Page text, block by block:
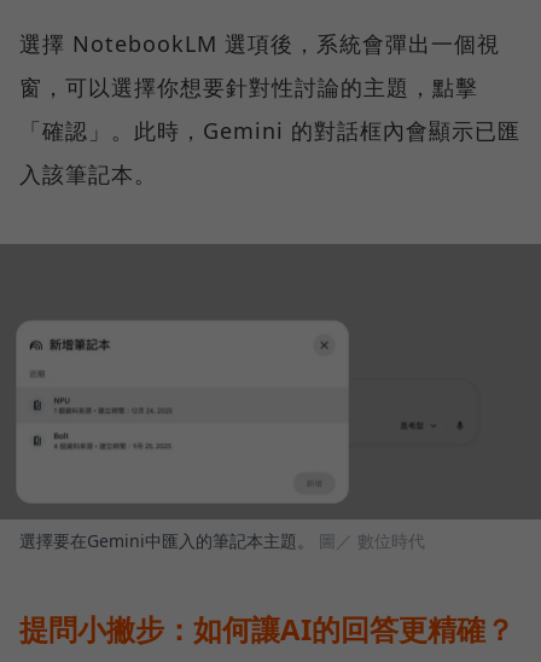
選擇 NotebookLM 選項後，系統會彈出一個視
窗，可以選擇你想要針對性討論的主題，點擊
「確認」。此時，Gemini 的對話框內會顯示已匯
入該筆記本。
選擇要在Gemini中匯入的筆記本主題。 圖／ 數位時代
提問小撇步：如何讓AI的回答更精確？